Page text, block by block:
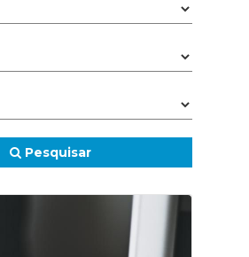
Pesquisar